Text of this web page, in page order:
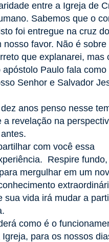
entre a Igreja de
Sabemos que o
foi entregue na cruz do
nosso favor. Não é sobre
que explanarei, mas
apóstolo Paulo fala como
Senhor e Salvador
anos penso nesse
a revelação na
com você essa
Respire fundo,
mergulhar em um
sua vida irá mudar a
como é o
para os nossos